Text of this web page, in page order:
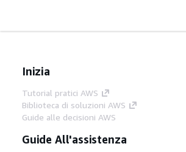
Inizia
Tutorial pratici AWS
Biblioteca di soluzioni AWS
Guide alle decisioni AWS
Guide All'assistenza